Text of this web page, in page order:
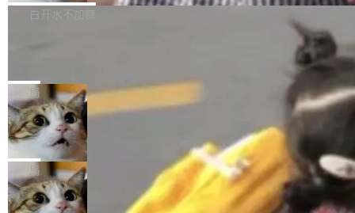
P9 patch03及以上版本。 *升级路径：设置 > 搜
很多中国音视频开发者而言，这个名字并不陌
“启蒙老师”。 而今年，恰好是雷霄骅离世十周
年。FFmpeg 社区最终选择用一个大版本的名
字，留下了这份纪念。 雷霄骅曾是中国传媒大学
数字电视技术方向的博士生，长期从事视频、音
频技...
导致公司在多个项目上超支。《金融时报》报道
编写程序，目标是完成电商平台作者信息与商品
列表的数据匹配 —— 一项常规的数据处理任
务，最终却产生了 180 万美元的账单，实际支出
超出原定预算 860%。 更令人意外的是，该项目
最终并未成功落地，而高额算力消耗持续运行长
达 5 个月，公司直到财务对账时才察觉异常。这
意味着一个无人看管的 AI 程序，在近半年时间
白开水不加糖
e CEO Clément Delangue 在 CNBC 的采访里
没有拐弯抹角。他说中国正在赢得 AI 竞赛，而
且按目前的速度，中国 AI 工具预计在今年底或
2027 年就能追上美国前沿实验室的水平。 Dela
ngue 把原因归结为一件事：开放协作。中国的
AI 开发者在一个共享和协作的生态里加速迭代，
而美国模型厂商在"闭门造车"。他的原话是 "buil
局
当 AI agent 把源码变成了最好的扩展系
统，开发者工具必须开源
五年前，David Crawshaw 问过很多软件工程师
一个问题：你写过什么给自己用的程序？答案几
乎都是没有。工程师们整天用别人写的程序写程
序给别人用。偶尔有人自己写个博客系统、智能
局
DeepSeek Harness 宣布内测邀请，全